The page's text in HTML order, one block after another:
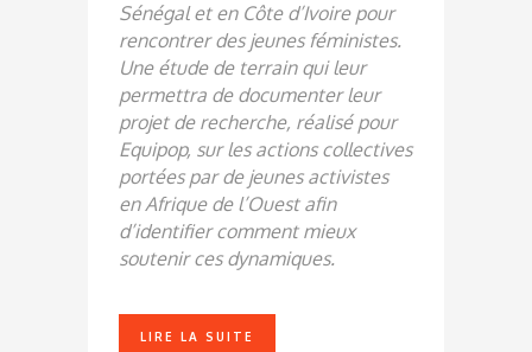
Sénégal et en Côte d’Ivoire pour
rencontrer des jeunes féministes.
Une étude de terrain qui leur
permettra de documenter leur
projet de recherche, réalisé pour
Equipop, sur les actions collectives
portées par de jeunes activistes
en Afrique de l’Ouest afin
d’identifier comment mieux
soutenir ces dynamiques.
LIRE LA SUITE